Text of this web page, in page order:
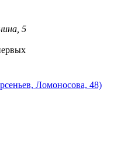
5
Ломоносова, 48)